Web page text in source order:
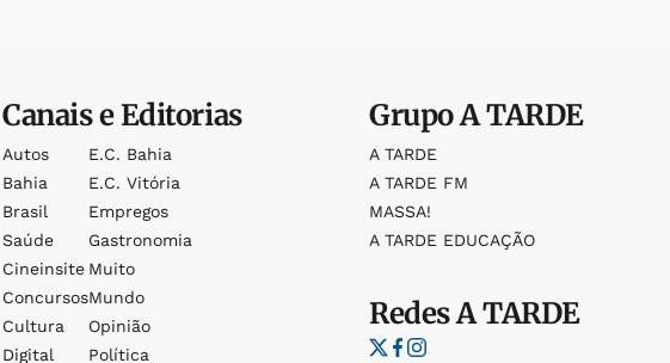
Canais e Editorias
Autos
Bahia
Brasil
Saúde
Cineinsite
Concursos
Cultura
Digital
E.c. Bahia
E.c. Vitória
Empregos
Gastronomia
Muito
Mundo
Opinião
Política
GrupoA TARDE
A TARDE
A TARDE FM
MASSA!
A TARDE EDUCAÇÃO
RedesA TARDE